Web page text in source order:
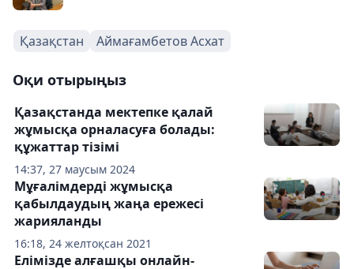
Қазақстан Аймағамбетов Асхат
Оқи отырыңыз
14:37, 27 маусым 2024
Қазақстанда мектепке қалай
жұмысқа орналасуға болады:
құжаттар тізімі
16:18, 24 желтоқсан 2021
Мұғалімдерді жұмысқа
қабылдаудың жаңа ережесі
жарияланды
Елімізде алғашқы онлайн-